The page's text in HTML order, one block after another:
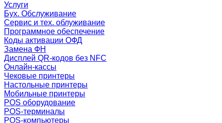
Услуги
Бух. Обслуживание
Сервис и тех. облуживание
Программное обеспечение
Коды активации ОФД
Замена ФН
Дисплей QR-кодов без NFC
Онлайн-кассы
Чековые принтеры
Настольные принтеры
Мобильные принтеры
POS оборудование
POS-терминалы
POS-компьютеры